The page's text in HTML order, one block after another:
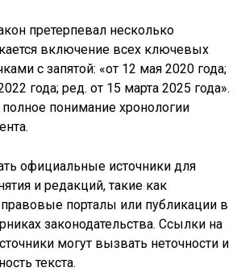
претерпевал несколько
включение всех ключевых
с запятой: «от 12 мая 2020 года;
года; ред. от 15 марта 2025 года».
понимание хронологии
официальные источники для
и редакций, такие как
порталы или публикации в
законодательства. Ссылки на
могут вызвать неточности и
текста.